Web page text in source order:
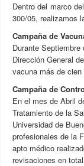
Dentro del marco del
300/05, realizamos
Campaña de
Durante
Dirección General
vacuna más de
Campaña de
En el mes de Abril
Tratamiento de la
Universidad de
profesionales de la
apto médico
revisaciones en